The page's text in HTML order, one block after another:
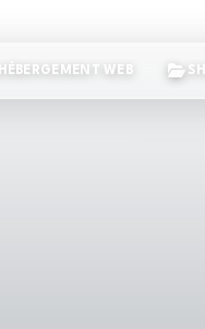
HÉBERGEMENT WEB